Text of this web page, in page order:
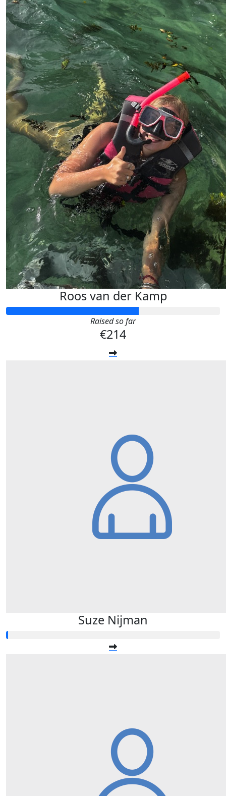
Roos van der Kamp
Raised so far
€214
Suze Nijman